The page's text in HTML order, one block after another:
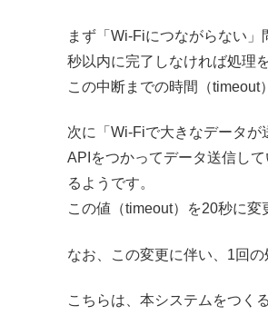
まず「Wi-Fiにつながらない
秒以内に完了しなければ処理
この中断までの時間（timeout
次に「Wi-Fiで大きなデータ
APIをつかってデータ送信し
るようです。
この値（timeout）を20秒に変
なお、この変更に伴い、1回
こちらは、本システムをつく